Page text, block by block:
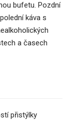
bufetu. Pozdní
káva s
a časech
přistýlky